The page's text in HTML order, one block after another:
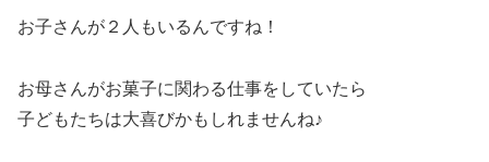
お子さんが２人もいるんですね！
お母さんがお菓子に関わる仕事をしていたら
子どもたちは大喜びかもしれませんね♪